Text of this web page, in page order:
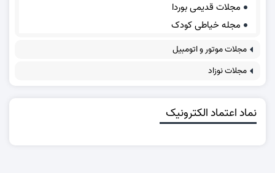
مجلات قدیمی بوردا
مجله خیاطی کودک
مجلات موتور و اتومبیل
مجلات نوزاد
نماد اعتماد الکترونیک